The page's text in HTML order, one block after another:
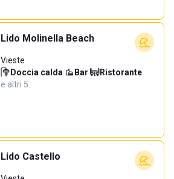
Lido Molinella Beach
Vieste
Doccia calda· Bar· Ristorante·
e altri 5…
Lido Castello